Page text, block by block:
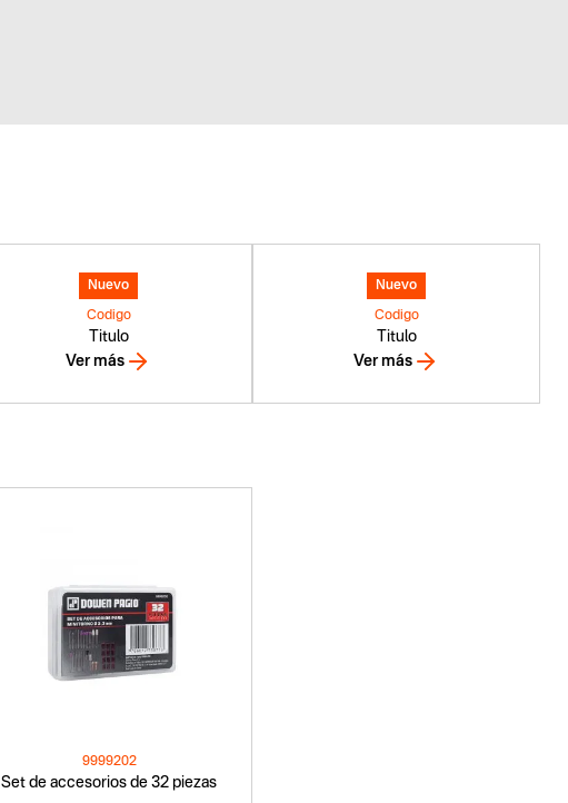
Nuevo
Titulo
Codigo
Ver más
Nuevo
Titulo
Codigo
Ver más
Set de accesorios de 32 piezas
9999202